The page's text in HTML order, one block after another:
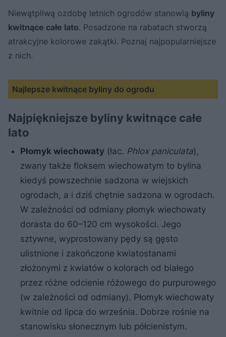
Niewątpliwą ozdobę letnich ogrodów stanowią byliny
kwitnące całe lato. Posadzone na rabatach stworzą
atrakcyjne kolorowe zakątki. Poznaj najpopularniejsze
z nich.
Najlepsze kwitnące byliny do ogrodu
Najpiękniejsze byliny kwitnące całe
lato
Płomyk wiechowaty (łac. Phlox paniculata),
zwany także floksem wiechowatym to bylina
kiedyś powszechnie sadzona w wiejskich
ogrodach, a i dziś chętnie sadzona w ogrodach.
W zależności od odmiany płomyk wiechowaty
dorasta do 60–120 cm wysokości. Jego
sztywne, wyprostowany pędy są gęsto
ulistnione i zakończone kwiatostanami
złożonymi z kwiatów o kolorach od białego
przez różne odcienie różowego do purpurowego
(w zależności od odmiany). Płomyk wiechowaty
kwitnie od lipca do września. Dobrze rośnie na
stanowisku słonecznym lub półcienistym.